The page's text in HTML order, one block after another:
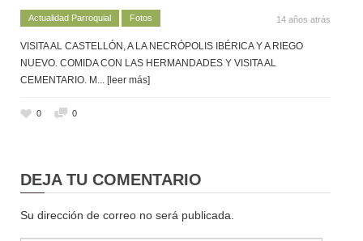
Actualidad Parroquial Fotos 14 años atrás
VISITA AL CASTELLÓN, A LA NECRÓPOLIS IBÉRICA Y A RIEGO
NUEVO. COMIDA CON LAS HERMANDADES Y VISITA AL
CEMENTARIO. M... [leer más]
0 0
DEJA TU COMENTARIO
Su dirección de correo no será publicada.